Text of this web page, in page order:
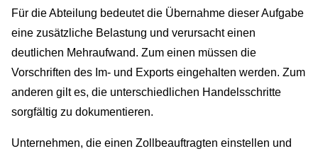
OUTSOURCING
UNTERNEHMEN
WISSEN
Für die Abteilung bedeutet die Übernahme dieser Aufgabe
eine zusätzliche Belastung und verursacht einen
deutlichen Mehraufwand. Zum einen müssen die
Vorschriften des Im- und Exports eingehalten werden. Zum
anderen gilt es, die unterschiedlichen Handelsschritte
sorgfältig zu dokumentieren.
Unternehmen, die einen Zollbeauftragten einstellen und